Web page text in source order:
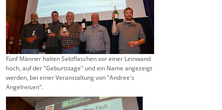
Fünf Männer halten Sektflaschen vor einer Leinwand
hoch, auf der "Geburtstage" und ein Name angezeigt
werden, bei einer Veranstaltung von "Andree's
Angelreisen".